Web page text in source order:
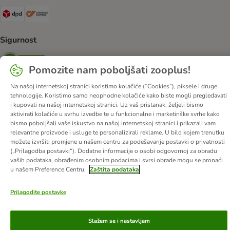
DPD Shipping Method
Sigurnost
Security
O nama Karijere Web stranica tvrtke Impressum
DSA
Opći uvjeti poslovanja
Odustati od ugovora
Kontakt
Troškovi slanja i vrijeme dostave
Načini plaćanja
Propisi o uklanjanju otpada
Zaštita podataka
Izjava o pristupačnosti
Pomozite nam poboljšati zooplus!
Na našoj internetskoj stranici koristimo kolačiće (“Cookies”), piksele i druge
tehnologije. Koristimo samo neophodne kolačiće kako biste mogli pregledavati
i kupovati na našoj internetskoj stranici. Uz vaš pristanak, željeli bismo
aktivirati kolačiće u svrhu izvedbe te u funkcionalne i marketinške svrhe kako
bismo poboljšali vaše iskustvo na našoj internetskoj stranici i prikazali vam
relevantne proizvode i usluge te personalizirali reklame. U bilo kojem trenutku
možete izvršiti promjene u našem centru za podešavanje postavki o privatnosti
(„Prilagodba postavki“). Dodatne informacije o osobi odgovornoj za obradu
vaših podataka, obrađenim osobnim podacima i svrsi obrade mogu se pronaći
u našem Preference Centru. Zaštita podataka
Prilagodite postavke
Slažem se i nastavljam